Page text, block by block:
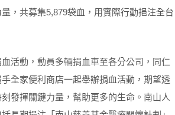
，共募集5,879袋血，用實際行動挹注全台
活動，動員多輛捐血車至各分公司，同仁
全家便利商店一起舉辦捐血活動，期望透
發揮關鍵力量，幫助更多的生命。南山人